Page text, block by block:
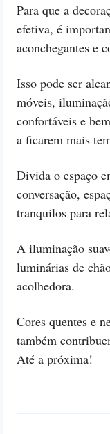
Para que a
efetiva, é
aconchegantes e
Isso pode ser
móveis,
confortáveis e
a ficarem mais
Divida o espaço
conversação,
tranquilos para
A iluminação
luminárias de
acolhedora.
Cores quentes e
também
Até a próxima!